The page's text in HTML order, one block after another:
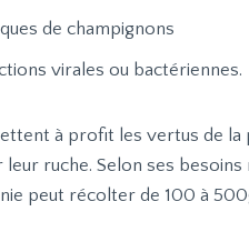
de champignons
virales ou bactériennes.
à profit les vertus de
ruche. Selon ses besoins
peut récolter de 100 à